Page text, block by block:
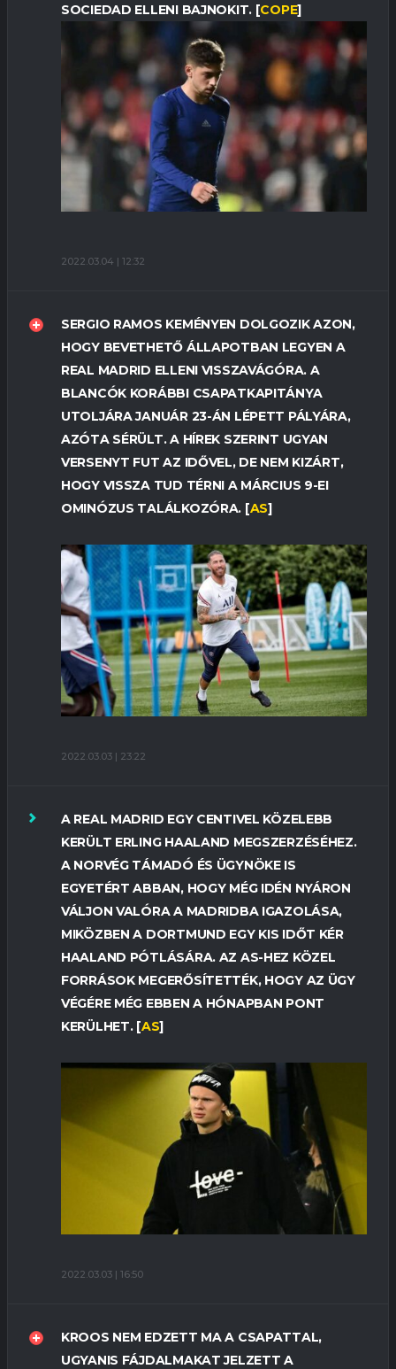
SOCIEDAD ELLENI BAJNOKIT. [COPE]
2022.03.04 | 12:32
SERGIO RAMOS KEMÉNYEN DOLGOZIK AZON,
HOGY BEVETHETŐ ÁLLAPOTBAN LEGYEN A
REAL MADRID ELLENI VISSZAVÁGÓRA. A
BLANCÓK KORÁBBI CSAPATKAPITÁNYA
UTOLJÁRA JANUÁR 23-ÁN LÉPETT PÁLYÁRA,
AZÓTA SÉRÜLT. A HÍREK SZERINT UGYAN
VERSENYT FUT AZ IDŐVEL, DE NEM KIZÁRT,
HOGY VISSZA TUD TÉRNI A MÁRCIUS 9-EI
OMINÓZUS TALÁLKOZÓRA. [AS]
2022.03.03 | 23:22
A REAL MADRID EGY CENTIVEL KÖZELEBB
KERÜLT ERLING HAALAND MEGSZERZÉSÉHEZ.
A NORVÉG TÁMADÓ ÉS ÜGYNÖKE IS
EGYETÉRT ABBAN, HOGY MÉG IDÉN NYÁRON
VÁLJON VALÓRA A MADRIDBA IGAZOLÁSA,
MIKÖZBEN A DORTMUND EGY KIS IDŐT KÉR
HAALAND PÓTLÁSÁRA. AZ AS-HEZ KÖZEL
FORRÁSOK MEGERŐSÍTETTÉK, HOGY AZ ÜGY
VÉGÉRE MÉG EBBEN A HÓNAPBAN PONT
KERÜLHET. [AS]
2022.03.03 | 16:50
KROOS NEM EDZETT MA A CSAPATTAL,
UGYANIS FÁJDALMAKAT JELZETT A